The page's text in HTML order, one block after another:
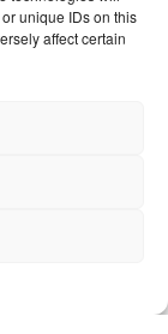
unique IDs on this
affect certain